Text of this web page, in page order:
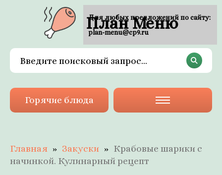
План Меню
Горячие блюда
Главная Закуски
Крабовые шарики с
начинкой. Кулинарный рецепт
Для любых предложений по сайту:
plan-menu@cp9.ru